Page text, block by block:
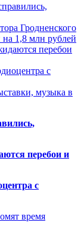
Гродненского
на 1,8 млн рублей
перебои
с
музыка в
перебои и
с
время